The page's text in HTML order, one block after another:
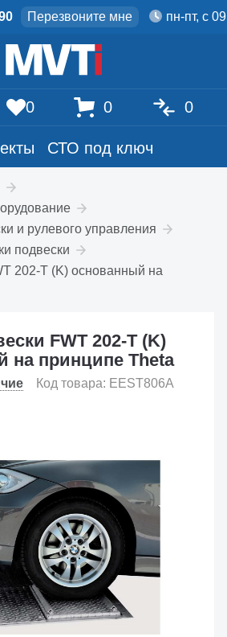
Перезвоните мне пн-пт, с
СТО под ключ
0 0 0
и рулевого управления
подвески
202-T (K) основанный на
FWT 202-T (K)
на принципе Theta
Код товара: EEST806A